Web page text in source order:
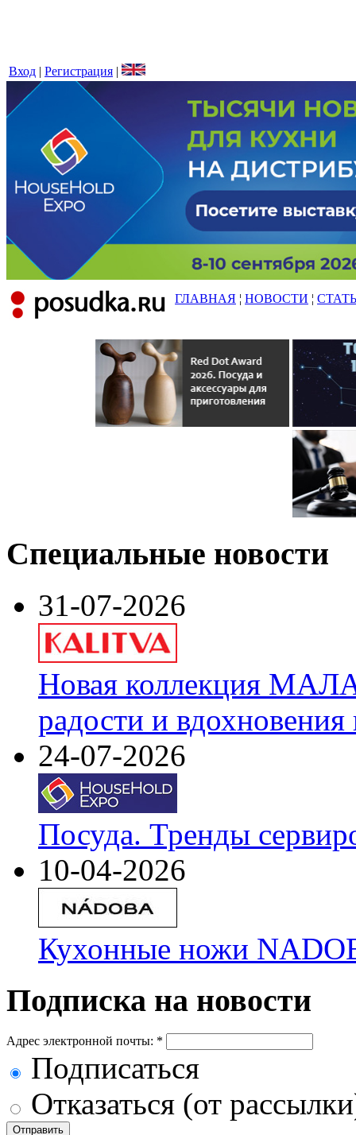
Вход | Регистрация |
ГЛАВНАЯ ¦ НОВОСТИ ¦
Специальные новости
31-07-2026
Новая коллекция
радости и
24-07-2026
Посуда. Тренды
10-04-2026
Кухонные ножи
Подписка на новости
Адрес электронной почты: *
Подписаться
Отказаться (от